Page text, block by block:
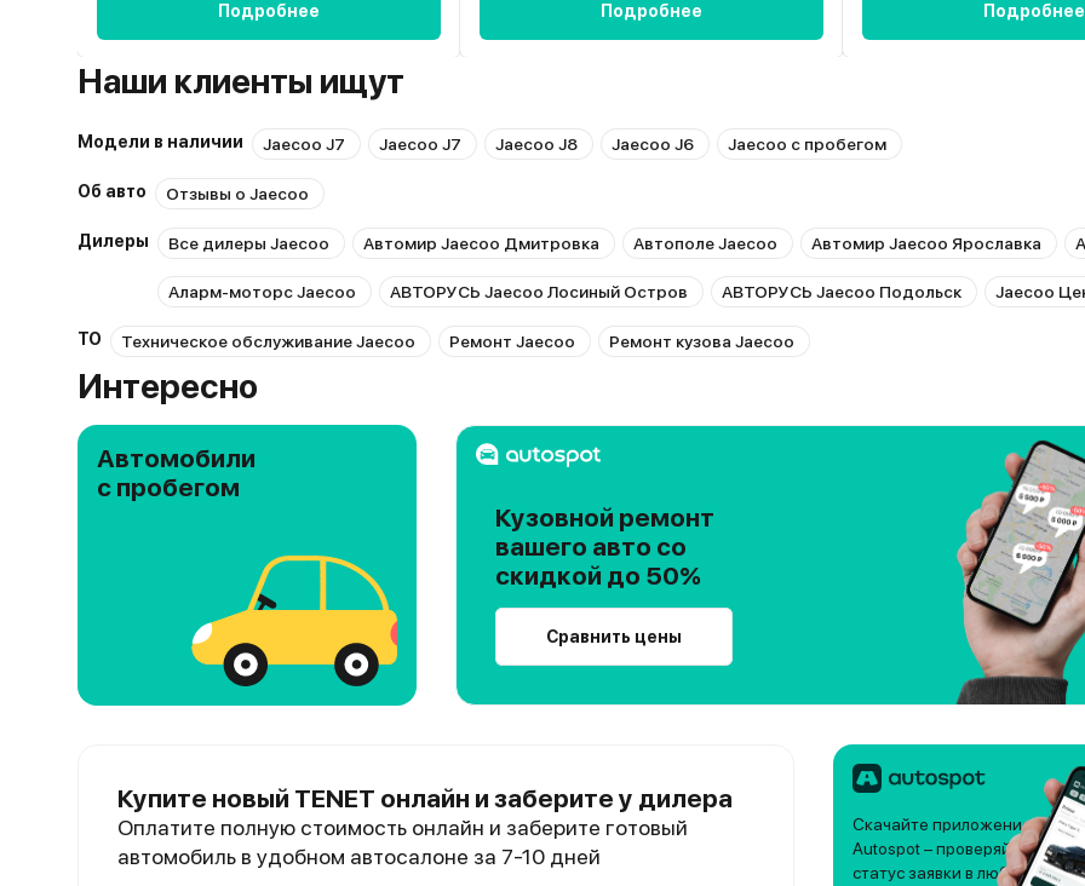
Подробнее Подробнее Подробнее
Наши клиенты ищут
Модели в наличии Jaecoo J7 Jaecoo J7 Jaecoo J8 Jaecoo J6 Jaecoo с пробегом
Об авто Отзывы о Jaecoo
Дилеры Все дилеры Jaecoo Автомир Jaecoo Дмитровка Автополе Jaecoo Автомир Jaecoo Ярославка
Аларм-моторс Jaecoo АВТОРУСЬ Jaecoo Лосиный Остров АВТОРУСЬ Jaecoo Подольск Jaecoo
ТО Техническое обслуживание Jaecoo Ремонт Jaecoo Ремонт кузова Jaecoo
Интересно
Автомобили
с пробегом
Кузовной ремонт
вашего авто со
скидкой до 50%
Сравнить цены
Купите новый TENET онлайн и заберите у дилера
Оплатите полную стоимость онлайн и заберите готовый
автомобиль в удобном автосалоне за 7-10 дней
Скачайте приложение
Autospot – проверяйте
статус заявки в любое